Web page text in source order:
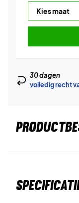
30 dagen
volledig recht